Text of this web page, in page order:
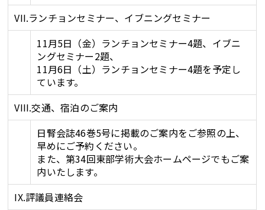
VII.ランチョンセミナー、イブニングセミナー
11月5日（金）ランチョンセミナー4題、イブニ
ングセミナー2題、
11月6日（土）ランチョンセミナー4題を予定し
ています。
VIII.交通、宿泊のご案内
日腎会誌46巻5号に掲載のご案内をご参照の上、
早めにご予約ください。
また、第34回東部学術大会ホームページでもご案
内いたします。
IX.評議員連絡会